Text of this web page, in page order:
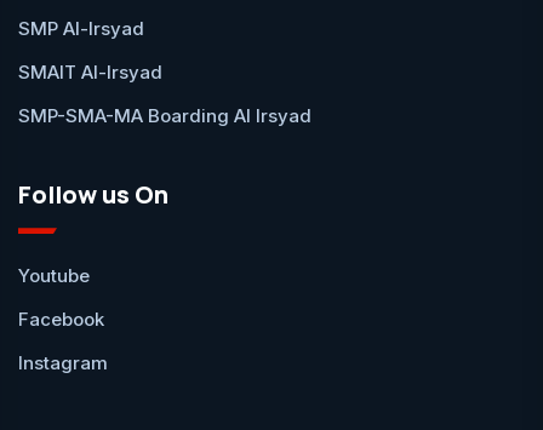
SMP Al-Irsyad
SMAIT Al-Irsyad
SMP-SMA-MA Boarding Al Irsyad
Follow us On
Youtube
Facebook
Instagram